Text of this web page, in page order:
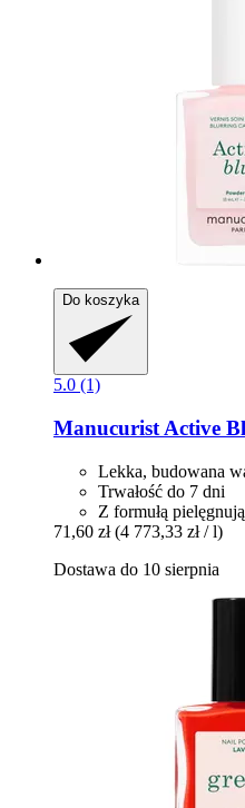
Do koszyka
5.0 (1)
Manucurist Active
Lekka, budowana
Trwałość do 7 dni
Z formułą
71,60 zł (4 773,33 zł / l)
Dostawa do 10 sierpnia